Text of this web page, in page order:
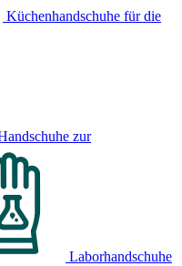
Küchenhandschuhe für die
zur
Laborhandschuhe